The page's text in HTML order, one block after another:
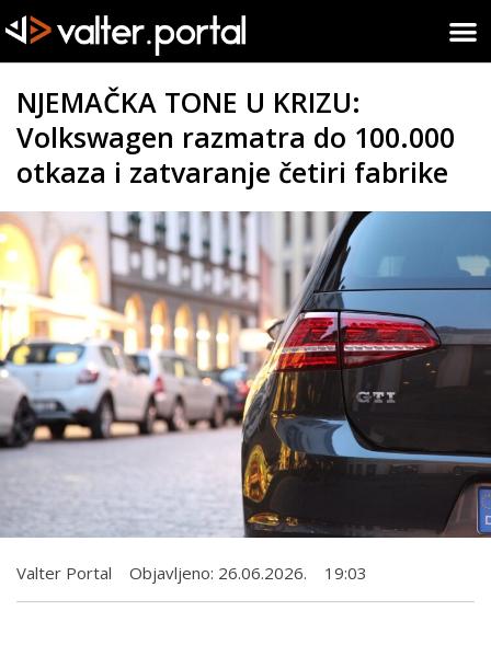
NJEMAČKA TONE U KRIZU:
Volkswagen razmatra do 100.000
otkaza i zatvaranje četiri fabrike
Valter Portal Objavljeno: 26.06.2026. 19:03